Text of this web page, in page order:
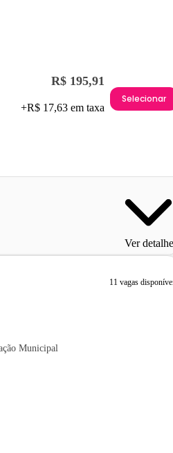
R$ 195,91
+R$ 17,63 em taxa
Selecionar
Ver
11 vagas
Municipal